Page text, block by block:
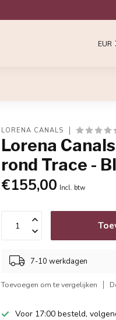
EUR
LORENA CANALS
Lorena
rond Trace -
€155,00 Incl. btw
7-10 werkdagen
Toevoegen om te vergelijken
Voor 17:00 besteld,